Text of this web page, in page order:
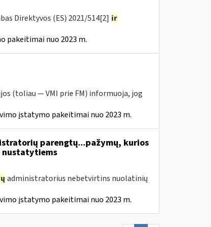
Direktyvos (ES) 2021/514[2] ir
pakeitimai nuo 2023 m.
(toliau — VMI prie FM) informuoja, jog
įstatymo pakeitimai nuo 2023 m.
parengtų...pažymų, kurios
administratorius nebetvirtins nuolatinių
įstatymo pakeitimai nuo 2023 m.